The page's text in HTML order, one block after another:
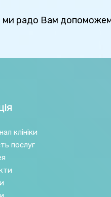
ми радо Вам
клініки
послуг